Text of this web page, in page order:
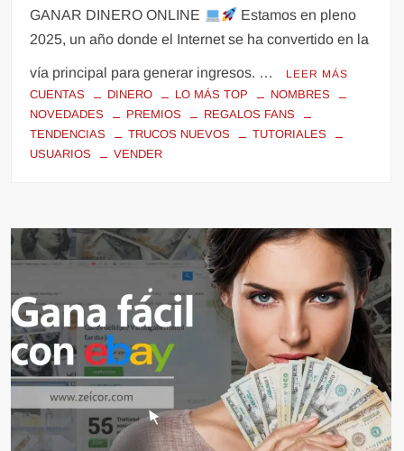
GANAR DINERO ONLINE
Estamos en pleno
2025, un año donde el Internet se ha convertido en la
vía principal para generar ingresos. … LEER MÁS
CUENTAS DINERO LO MÁS TOP
NOMBRES
NOVEDADES
PREMIOS
REGALOS FANS
TENDENCIAS
TRUCOS NUEVOS
TUTORIALES
USUARIOS
VENDER